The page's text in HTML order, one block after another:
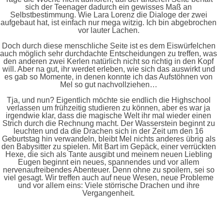
sich der Teenager dadurch ein gewisses Maß an
Selbstbestimmung. Wie Lara Lorenz die Dialoge der zwei
aufgebaut hat, ist einfach nur mega witzig. Ich bin abgebrochen
vor lauter Lachen.
Doch durch diese menschliche Seite ist es dem Eiswürfelchen
auch möglich sehr durchdachte Entscheidungen zu treffen, was
den anderen zwei Kerlen natürlich nicht so richtig in den Kopf
will. Aber na gut, ihr werdet erleben, wie sich das auswirkt und
es gab so Momente, in denen konnte ich das Aufstöhnen von
Mel so gut nachvollziehen…
Tja, und nun? Eigentlich möchte sie endlich die Highschool
verlassen um frühzeitig studieren zu können, aber es war ja
irgendwie klar, dass die magische Welt ihr mal wieder einen
Strich durch die Rechnung macht. Der Wasserstein beginnt zu
leuchten und da die Drachen sich in der Zeit um den 16
Geburtstag hin verwandeln, bleibt Mel nichts anderes übrig als
den Babysitter zu spielen. Mit Bart im Gepäck, einer verrückten
Hexe, die sich als Tante ausgibt und meinem neuen Liebling
Eugen beginnt ein neues, spannendes und vor allem
nervenaufreibendes Abenteuer. Denn ohne zu spoilern, sei so
viel gesagt. Wir treffen auch auf neue Wesen, neue Probleme
und vor allem eins: Viele störrische Drachen und ihre
Vergangenheit.